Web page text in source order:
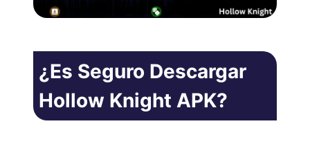
¿Es Seguro Descargar
Hollow Knight APK?